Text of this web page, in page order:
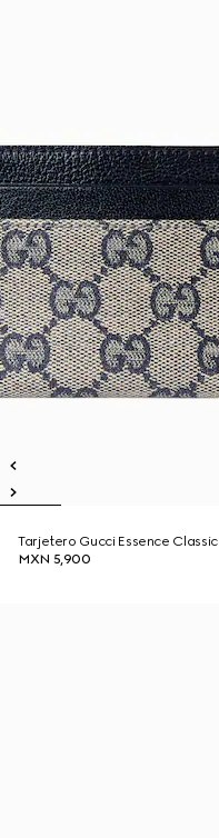
Tarjetero Gucci Essence Classic
MXN 5,900